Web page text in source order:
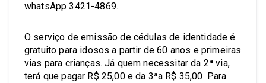
whatsApp 3421-4869.
O serviço de emissão de cédulas de identidade é
gratuito para idosos a partir de 60 anos e primeiras
vias para crianças. Já quem necessitar da 2ª via,
terá que pagar R$ 25,00 e da 3ªa R$ 35,00. Para